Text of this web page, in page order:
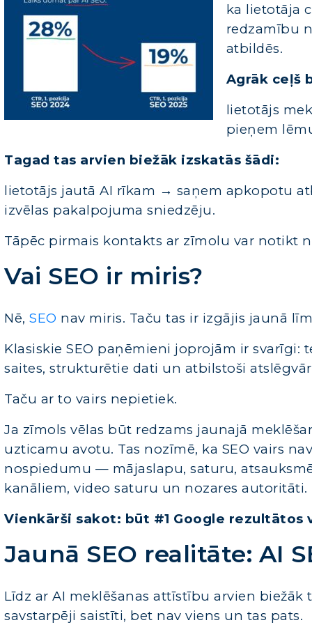
ka lietotāja
redzamību
atbildēs.
Agrāk ceļš
lietotājs
pieņem
Tagad tas arvien biežāk izskatās šādi:
lietotājs jautā AI rīkam → saņem apkopotu
izvēlas pakalpojuma sniedzēju.
Tāpēc pirmais kontakts ar zīmolu var notikt
Vai SEO ir miris?
Nē,SEO nav miris. Taču tas ir izgājis jaunā
Klasiskie SEO paņēmieni joprojām ir svarīgi:
saites, strukturētie dati un atbilstoši
Taču ar to vairs nepietiek.
Ja zīmols vēlas būt redzams jaunajā
uzticamu avotu. Tas nozīmē, ka SEO vairs
nospiedumu — mājaslapu, saturu,
kanāliem, video saturu un nozares autoritāti.
Vienkārši sakot: būt #1 Google
Jaunā SEO realitāte: AI
Līdz ar AI meklēšanas attīstību arvien biežāk
savstarpēji saistīti, bet nav viens un tas pats.